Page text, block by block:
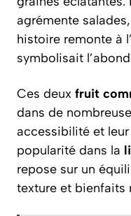
agrémente
histoire remonte à
symbolisait
Ces deux fruit
dans de
accessibilité et
popularité dans la
repose sur un
texture et bienfaits